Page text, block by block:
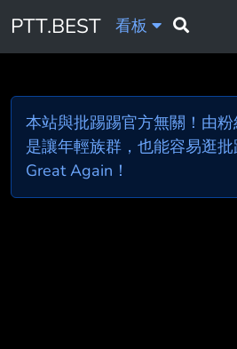
PTT.BEST 看板
本站與批踢踢官方無關！由
是讓年輕族群，也能容易逛
Great Again！